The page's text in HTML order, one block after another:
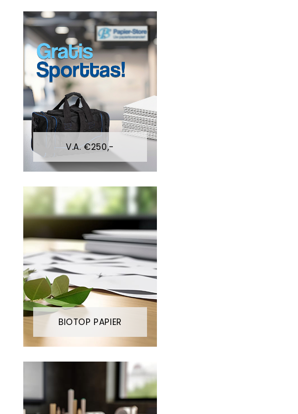
V.A. €250,-
BIOTOP PAPIER